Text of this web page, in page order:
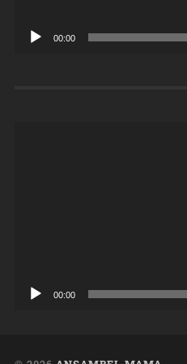
00:00
00:00